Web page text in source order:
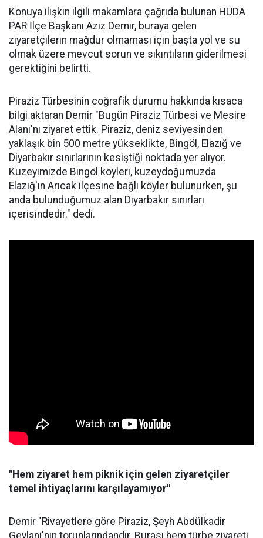
Konuya ilişkin ilgili makamlara çağrıda bulunan HÜDA
PAR İlçe Başkanı Aziz Demir, buraya gelen
ziyaretçilerin mağdur olmaması için başta yol ve su
olmak üzere mevcut sorun ve sıkıntıların giderilmesi
gerektiğini belirtti.
Piraziz Türbesinin coğrafik durumu hakkında kısaca
bilgi aktaran Demir "Bugün Piraziz Türbesi ve Mesire
Alanı'nı ziyaret ettik. Piraziz, deniz seviyesinden
yaklaşık bin 500 metre yükseklikte, Bingöl, Elazığ ve
Diyarbakır sınırlarının kesiştiği noktada yer alıyor.
Kuzeyimizde Bingöl köyleri, kuzeydoğumuzda
Elazığ'ın Arıcak ilçesine bağlı köyler bulunurken, şu
anda bulunduğumuz alan Diyarbakır sınırları
içerisindedir." dedi.
"Hem ziyaret hem piknik için gelen ziyaretçiler
temel ihtiyaçlarını karşılayamıyor"
Demir "Rivayetlere göre Piraziz, Şeyh Abdülkadir
Geylani'nin torunlarındandır. Burası hem türbe ziyareti